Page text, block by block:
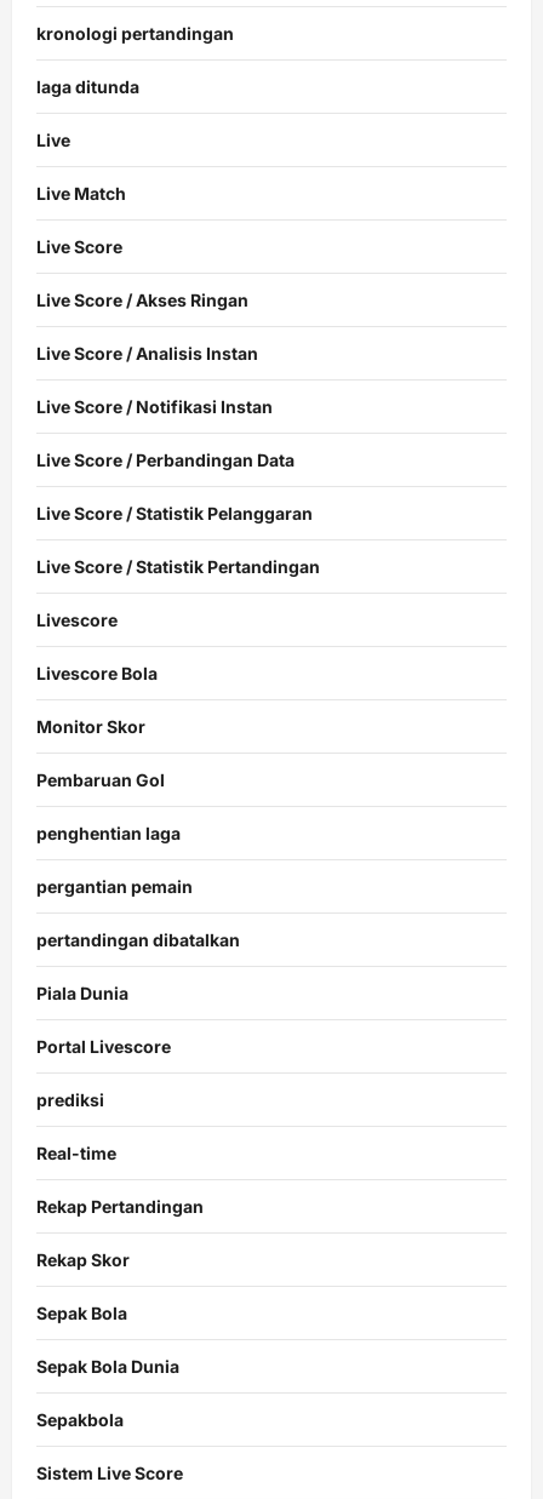
kronologi pertandingan
laga ditunda
Live
Live Match
Live Score
Live Score / Akses Ringan
Live Score / Analisis Instan
Live Score / Notifikasi Instan
Live Score / Perbandingan Data
Live Score / Statistik Pelanggaran
Live Score / Statistik Pertandingan
Livescore
Livescore Bola
Monitor Skor
Pembaruan Gol
penghentian laga
pergantian pemain
pertandingan dibatalkan
Piala Dunia
Portal Livescore
prediksi
Real-time
Rekap Pertandingan
Rekap Skor
Sepak Bola
Sepak Bola Dunia
Sepakbola
Sistem Live Score